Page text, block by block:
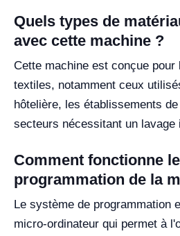
Quels types de
avec cette machine ?
Cette machine est conçue
textiles, notamment ceux
hôtelière, les établissements
secteurs nécessitant un lavage
Comment fonctionne
programmation de la
Le système de programmation
micro-ordinateur qui permet à